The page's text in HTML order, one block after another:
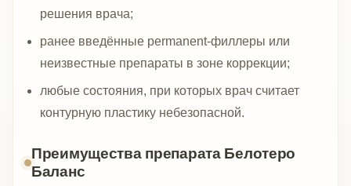
решения врача;
ранее введённые permanent-филлеры или
неизвестные препараты в зоне коррекции;
любые состояния, при которых врач считает
контурную пластику небезопасной.
Преимущества препарата Белотеро
Баланс